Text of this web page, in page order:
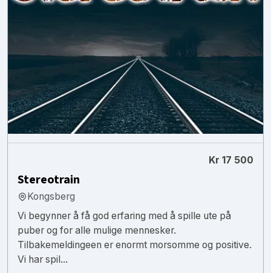
Kr 17 500
Stereotrain
Kongsberg
Vi begynner å få god erfaring med å spille ute på
puber og for alle mulige mennesker.
Tilbakemeldingeen er enormt morsomme og positive.
Vi har spil...